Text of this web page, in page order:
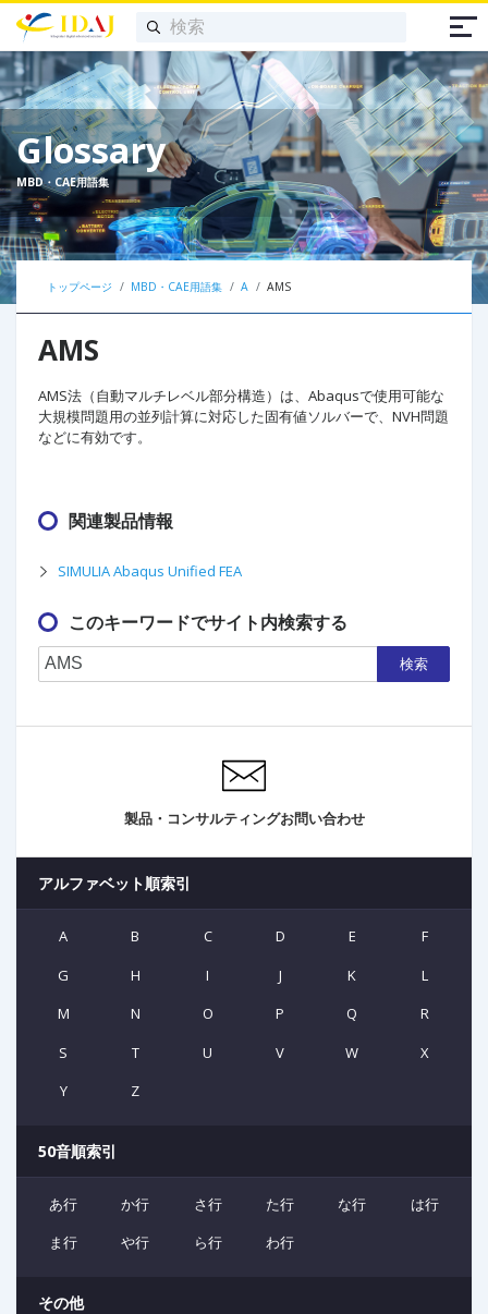
Glossary
MBD・CAE用語集
トップページ MBD・CAE用語集 A AMS
AMS
AMS法（自動マルチレベル部分構造）は、Abaqusで使用可能な
大規模問題用の並列計算に対応した固有値ソルバーで、NVH問題
などに有効です。
関連製品情報
SIMULIA Abaqus Unified FEA
このキーワードでサイト内検索する
検索
製品・コンサルティングお問い合わせ
アルファベット順索引
A B C D E
F
G
H I J K
L
M
N O P Q
R
S
T U V W
X
Y
Z
50音順索引
あ行 か行 さ行 た行 な行
は行
ま行
や行 ら行 わ行
その他